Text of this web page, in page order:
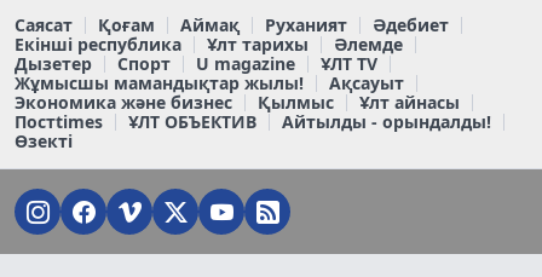
Саясат Қоғам Аймақ Руханият
Әдебиет
Екінші республика
Ұлт тарихы
Әлемде
Дызетер
Спорт U magazine
ҰЛТ TV
Жұмысшы мамандықтар жылы!
Ақсауыт
Экономика және бизнес
Қылмыс
Ұлт айнасы
Постtimes
ҰЛТ ОБЪЕКТИВ
Айтылды - орындалды!
Өзекті